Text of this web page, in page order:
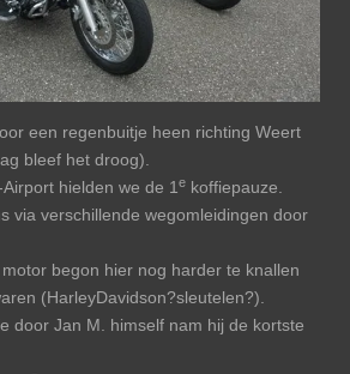
een regenbuitje heen richting Weert
bleef het droog).
hielden we de 1 e koffiepauze.
via verschillende wegomleidingen door
begon hier nog harder te knallen
(HarleyDavidson?sleutelen?).
door Jan M. himself nam hij de kortste